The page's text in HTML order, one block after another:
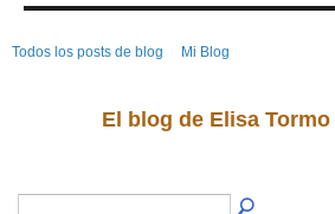
Todos los posts de blog Mi Blog
El blog de Elisa Tormo